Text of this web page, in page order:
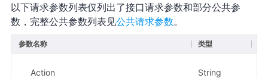
以下请求参数列表仅列出了接口请求参数和部分公共参
数，完整公共参数列表见公共请求参数。
参数名称 类型
Action String